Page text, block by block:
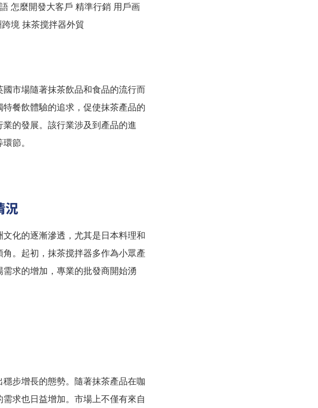
怎麼開發大客戶 精準行銷 用戶画
境 抹茶搅拌器外貿
市場隨著抹茶飲品和食品的流行而
餐飲體驗的追求，促使抹茶產品的
的發展。該行業涉及到產品的進
節。
況
化的逐漸滲透，尤其是日本料理和
。起初，抹茶搅拌器多作為小眾產
求的增加，專業的批發商開始湧
步增長的態勢。隨著抹茶產品在咖
求也日益增加。市場上不僅有來自